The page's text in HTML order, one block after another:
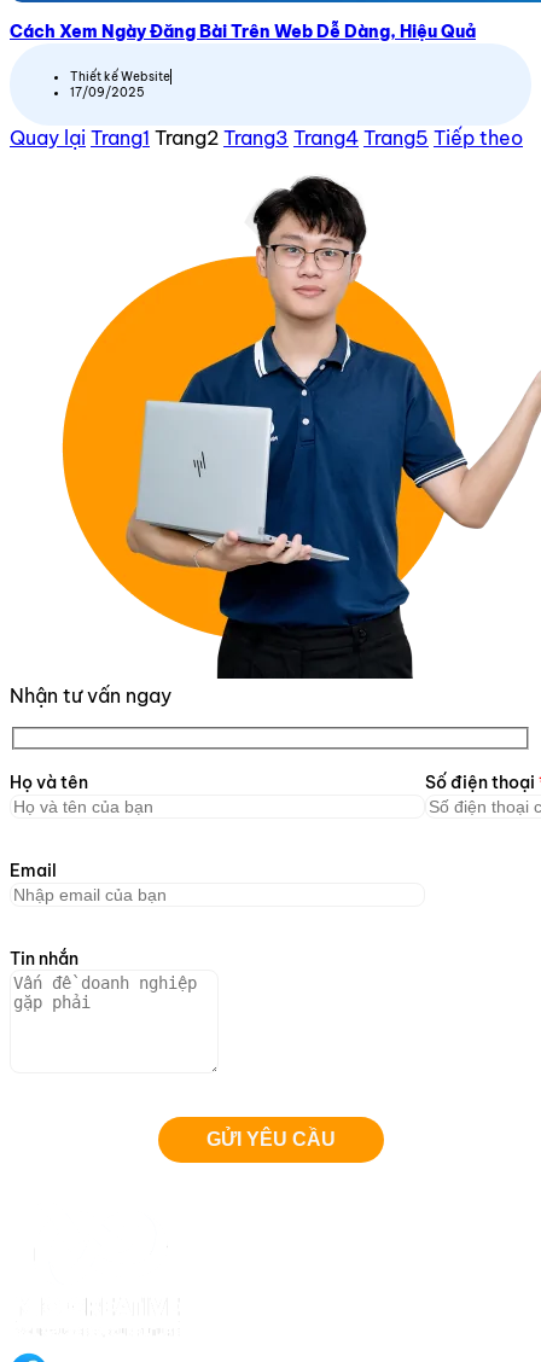
Cách Xem Ngày Đăng Bài Trên Web Dễ Dàng, Hiệu Quả
Thiết kế Website
17/09/2025
Quay lại Trang1 Trang2 Trang3 Trang4 Trang5 Tiếp theo
Nhận tư vấn ngay
Họ và tên Số điện thoại
Email
Tin nhắn